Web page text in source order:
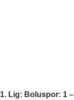
Lig: Boluspor: 1 –